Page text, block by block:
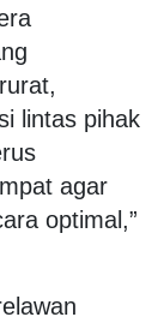
lintas pihak
agar
optimal,”